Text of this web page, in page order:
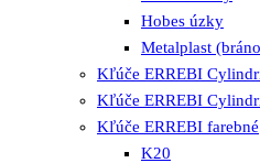
Hobes úzky
Metalplast
Kľúče ERREBI
Kľúče ERREBI
Kľúče ERREBI farebné
K20